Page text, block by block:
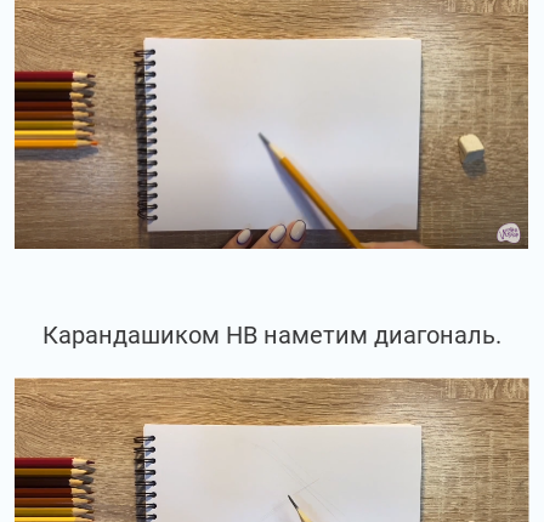
Карандашиком НВ наметим диагональ.